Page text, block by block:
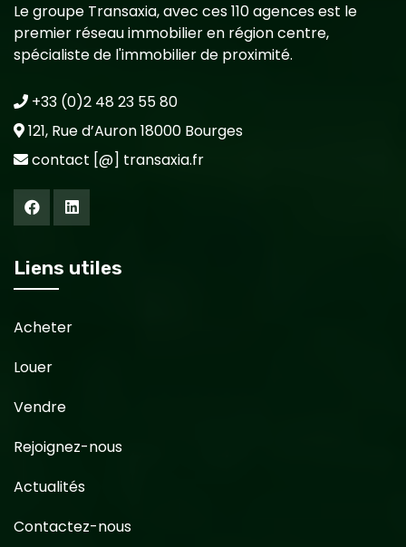
Le groupe Transaxia, avec ces 110 agences est le
premier réseau immobilier en région centre,
spécialiste de l'immobilier de proximité.
+33 (0)2 48 23 55 80
121, Rue d’Auron 18000 Bourges
contact [@] transaxia.fr
Liens utiles
Acheter
Louer
Vendre
Rejoignez-nous
Actualités
Contactez-nous